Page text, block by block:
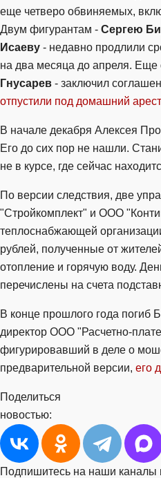
еще четверо обвиняемых,
Двум фигурантам - Сергею
Исаеву - недавно продлили
на два месяца до апреля.
Гнусарев - заключил
отпустили под домашний арест
В начале декабря Алексея
Его до сих пор не нашли.
не в курсе, где сейчас
По версии следствия, две
"Стройкомплект" и ООО
теплоснабжающей
рублей, полученные от
отопление и горячую воду.
перечислены на счета
В конце прошлого года погиб
директор ООО "Расчетно-
фигурировавший в деле о
предварительной версии, его
Поделиться
новостью:
Подпишитесь на наши